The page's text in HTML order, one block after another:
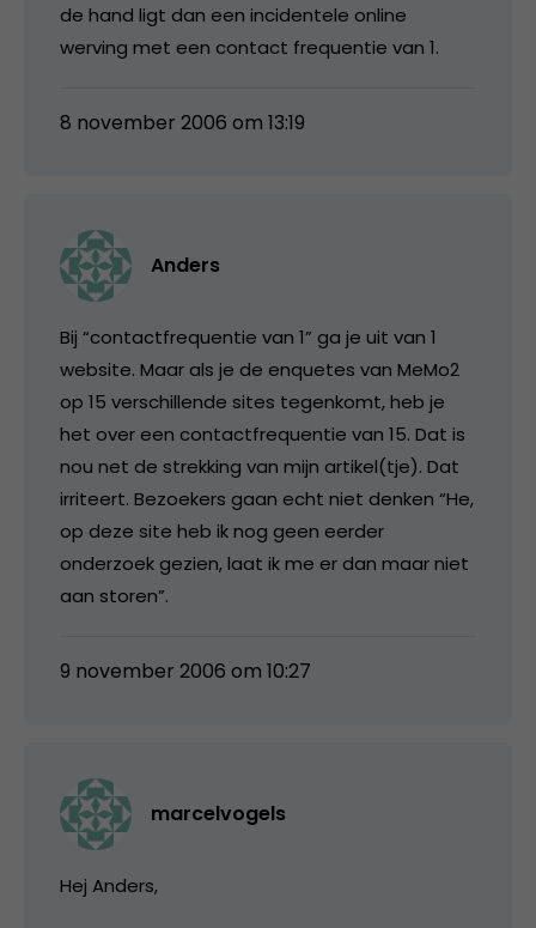
de hand ligt dan een incidentele online
werving met een contact frequentie van 1.
8 november 2006 om 13:19
Anders
Bij “contactfrequentie van 1” ga je uit van 1
website. Maar als je de enquetes van MeMo2
op 15 verschillende sites tegenkomt, heb je
het over een contactfrequentie van 15. Dat is
nou net de strekking van mijn artikel(tje). Dat
irriteert. Bezoekers gaan echt niet denken “He,
op deze site heb ik nog geen eerder
onderzoek gezien, laat ik me er dan maar niet
aan storen”.
9 november 2006 om 10:27
marcelvogels
Hej Anders,